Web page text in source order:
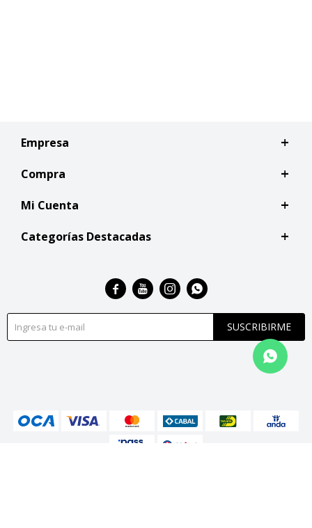
Empresa
Compra
Mi Cuenta
Categorías Destacadas
SUSCRIBIRME
   